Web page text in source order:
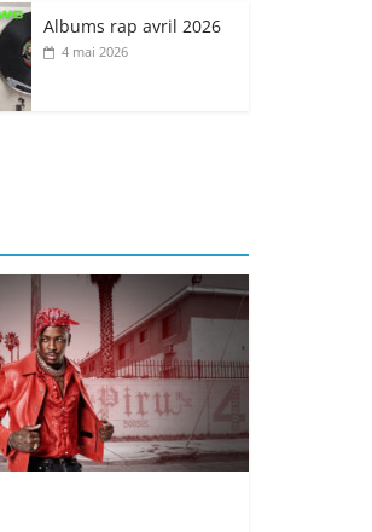
Albums rap avril 2026
4 mai 2026